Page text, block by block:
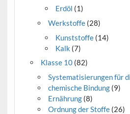
Erdöl (1)
Werkstoffe (28)
Kunststoffe (14)
Kalk (7)
Klasse 10(82)
Systematisierungen für
chemische Bindung (9)
Ernährung (8)
Ordnung der Stoffe (26)